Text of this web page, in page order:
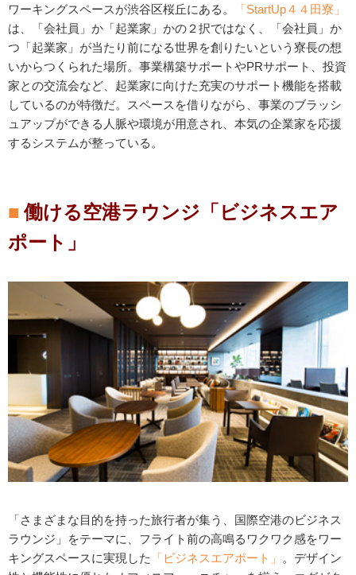
ワーキングスペースが渋谷区桜丘にある。
「StartUp４４田寮」
は、「会社員」か「起業家」かの２択ではなく、「会社員」か
つ「起業家」が当たり前になる世界を創りたいという寮長の想
いからつくられた場所。事業構築サポートやPRサポート、投資
家との交流会など、起業家に向けた充実のサポート機能を搭載
しているのが特徴だ。スペースを借りながら、事業のブラッシ
ュアップができる人脈や環境が用意され、本気の企業家を応援
するシステムが整っている。
働ける空港ラウンジ「ビジネスエア
ポート」
「さまざまな目的を持った旅行者が集う、国際空港のビジネス
ラウンジ」をテーマに、フライト前の高鳴るワクワク感をワー
キングスペースに実現した
「ビジネスエアポート」
。デザイン